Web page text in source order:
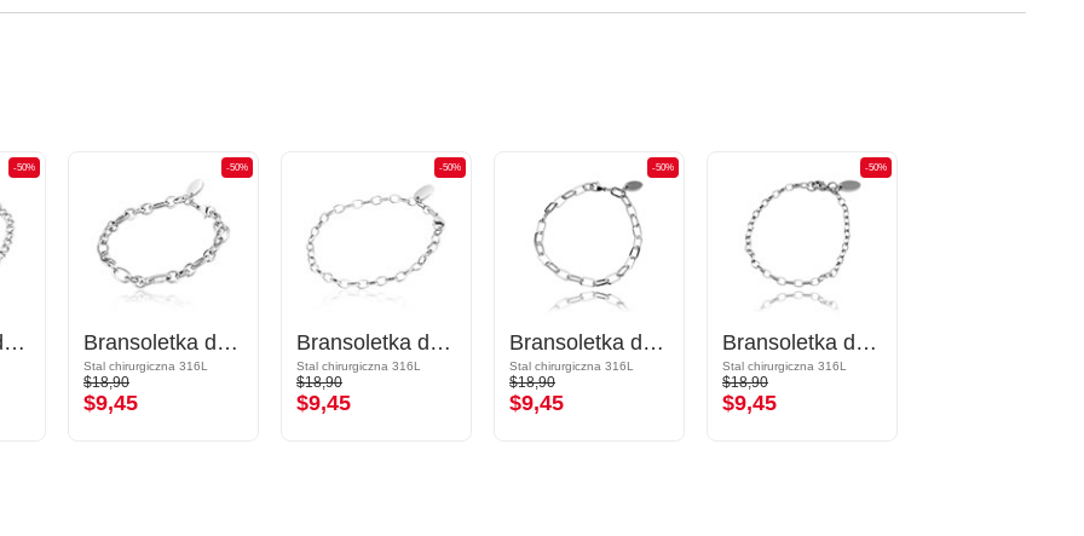
-50%
Bransoletka do charmsów
-50%
Bransoletka do charmsów
Stal chirurgiczna 316L
$18,90
$9,45
-50%
Bransoletka do charmsów
Stal chirurgiczna 316L
$18,90
$9,45
-50%
Bransoletka do charmsów
Stal chirurgiczna 316L
$18,90
$9,45
-50%
Bransoletka do charmsów
Stal chirurgiczna 316L
$18,90
$9,45